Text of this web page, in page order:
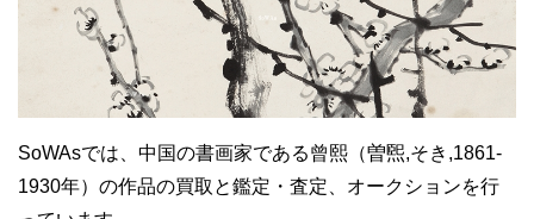
SoWAsでは、中国の書画家である曾熙（曽煕,そき,1861-
1930年）の作品の買取と鑑定・査定、オークションを行